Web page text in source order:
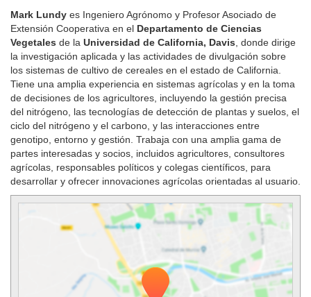
Mark Lundy es Ingeniero Agrónomo y Profesor Asociado de
Extensión Cooperativa en el Departamento de Ciencias
Vegetales de la Universidad de California, Davis , donde dirige
la investigación aplicada y las actividades de divulgación sobre
los sistemas de cultivo de cereales en el estado de California.
Tiene una amplia experiencia en sistemas agrícolas y en la toma
de decisiones de los agricultores, incluyendo la gestión precisa
del nitrógeno, las tecnologías de detección de plantas y suelos, el
ciclo del nitrógeno y el carbono, y las interacciones entre
genotipo, entorno y gestión. Trabaja con una amplia gama de
partes interesadas y socios, incluidos agricultores, consultores
agrícolas, responsables políticos y colegas científicos, para
desarrollar y ofrecer innovaciones agrícolas orientadas al usuario.